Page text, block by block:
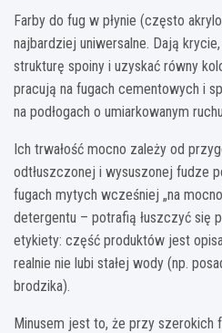
Farby do fug w płynie (często
najbardziej uniwersalne. Dają
strukturę spoiny i uzyskać równy
pracują na fugach cementowych i
na podłogach o umiarkowanym
Ich trwałość mocno zależy od
odtłuszczonej i wysuszonej fudze
fugach mytych wcześniej „na
detergentu – potrafią łuszczyć się
etykiety: część produktów jest
realnie nie lubi stałej wody (np.
brodzika).
Minusem jest to, że przy szerokich